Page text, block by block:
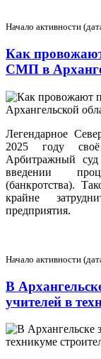
Начало активности
Как провожают
СМП в
Легендарное
2025 году
Арбитражный суд
введении
(банкротства).
крайне
предприятия.
Начало активности
В
учителей в